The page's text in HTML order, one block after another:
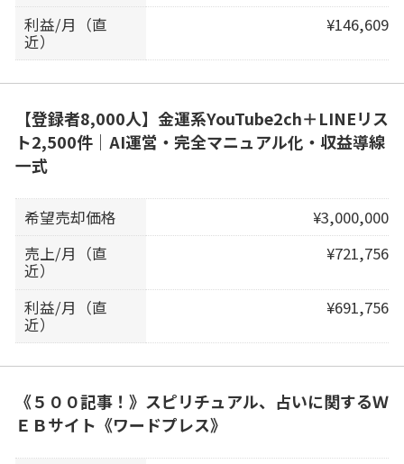
利益/月（直
近）
¥146,609
【登録者8,000人】金運系YouTube2ch＋LINEリス
ト2,500件｜AI運営・完全マニュアル化・収益導線
一式
希望売却価格
¥3,000,000
売上/月（直
近）
¥721,756
利益/月（直
近）
¥691,756
《５００記事！》スピリチュアル、占いに関するＷ
ＥＢサイト《ワードプレス》